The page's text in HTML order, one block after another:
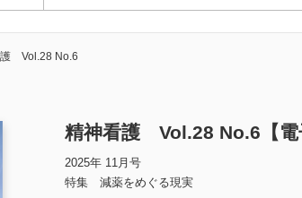
Vol.28 No.6
精神看護 Vol.28 No.6【電
2025年 11月号
特集 減薬をめぐる現実